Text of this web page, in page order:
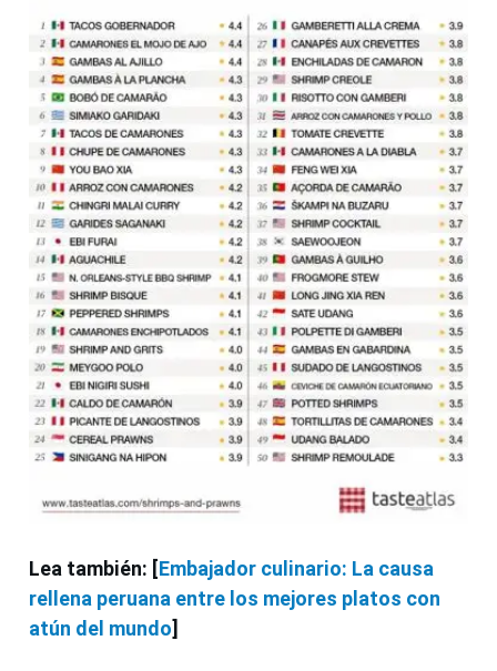
Lea también: [Embajador culinario: La causa
rellena peruana entre los mejores platos con
atún del mundo]